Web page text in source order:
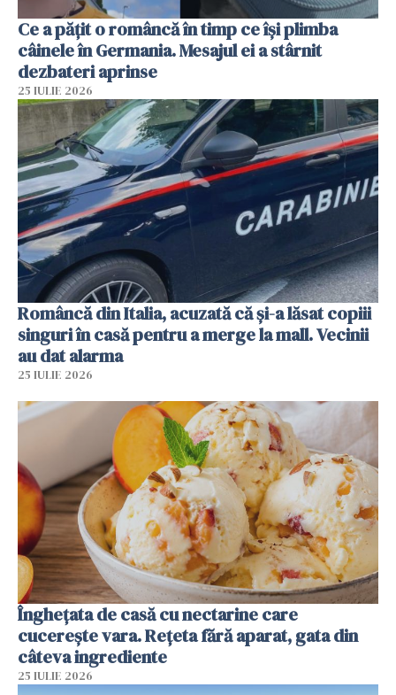
Ce a pățit o româncă în timp ce își plimba
câinele în Germania. Mesajul ei a stârnit
dezbateri aprinse
25 IULIE 2026
Româncă din Italia, acuzată că și-a lăsat copiii
singuri în casă pentru a merge la mall. Vecinii
au dat alarma
25 IULIE 2026
Înghețata de casă cu nectarine care
cucerește vara. Rețeta fără aparat, gata din
câteva ingrediente
25 IULIE 2026